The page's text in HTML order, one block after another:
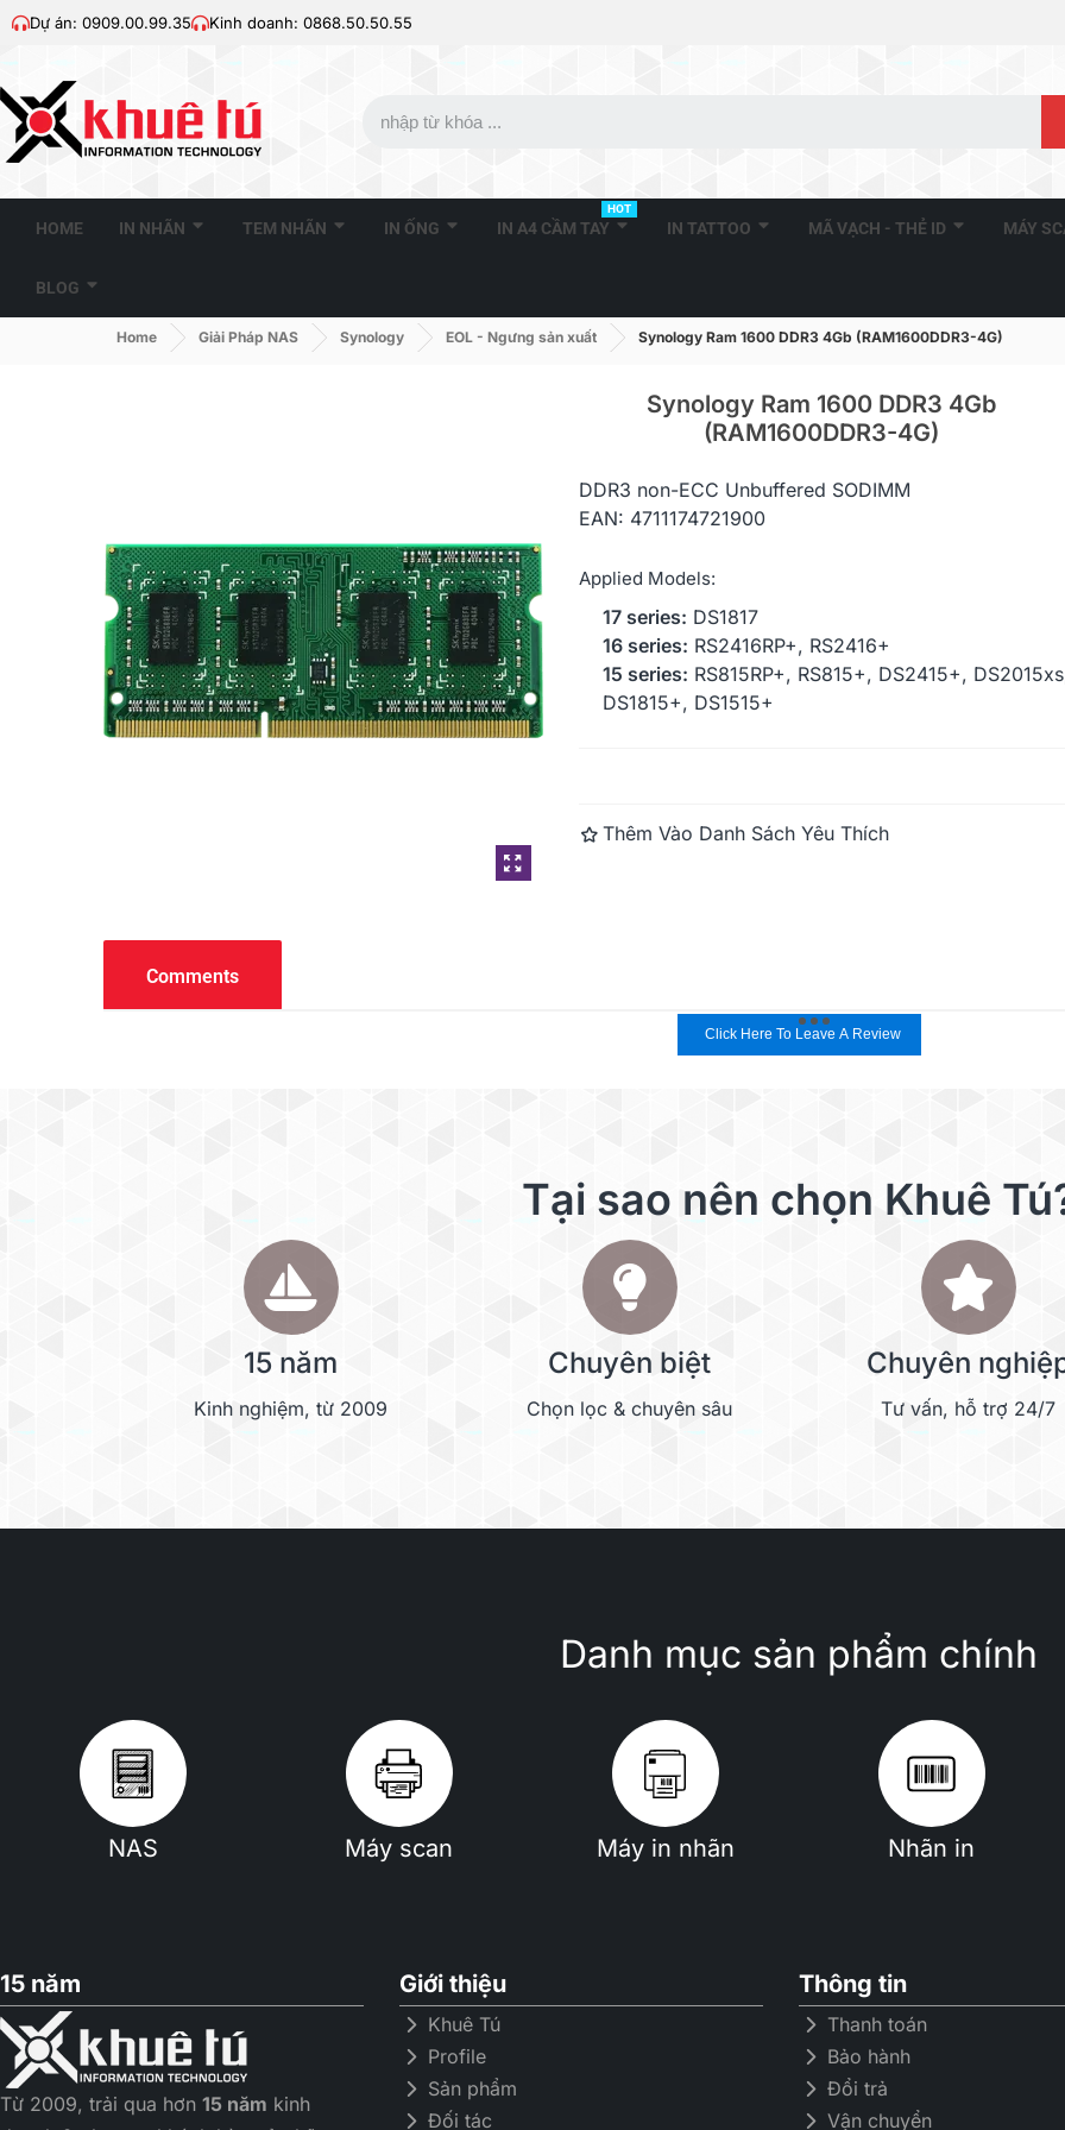
Dự án: 0909.00.99.35 Kinh doanh: 0868.50.50.55
HOME IN NHÃN TEM NHÃN IN ỐNG IN A4 CẦM TAY
HOT
IN TATTOO MÃ VẠCH - THẺ ID MÁY
BLOG
Home Giải Pháp NAS Synology EOL - Ngưng sản xuất Synology Ram 1600 DDR3 4Gb (RAM1600DDR3-4G)
Synology Ram 1600 DDR3 4Gb
(RAM1600DDR3-4G)
DDR3 non-ECC Unbuffered SODIMM
EAN: 4711174721900
Applied Models:
17 series: DS1817
16 series: RS2416RP+, RS2416+
15 series: RS815RP+, RS815+, DS2415+,
DS1815+, DS1515+
Thêm Vào Danh Sách Yêu Thích
Comments
Click Here To Leave A Review
Tại sao nên chọn Khuê
15 năm
Kinh nghiệm, từ 2009
Chuyên biệt
Chọn lọc & chuyên sâu
Chuyên
Tư vấn, hỗ trợ 24/7
Danh mục sản phẩm chính
NAS Máy scan Máy in nhãn Nhãn in
15 năm
Từ 2009, trải qua hơn 15 năm kinh
Giới thiệu
Khuê Tú
Profile
Sản phẩm
Đối tác
Thông tin
Thanh toán
Bảo hành
Đổi trả
Vận chuyển